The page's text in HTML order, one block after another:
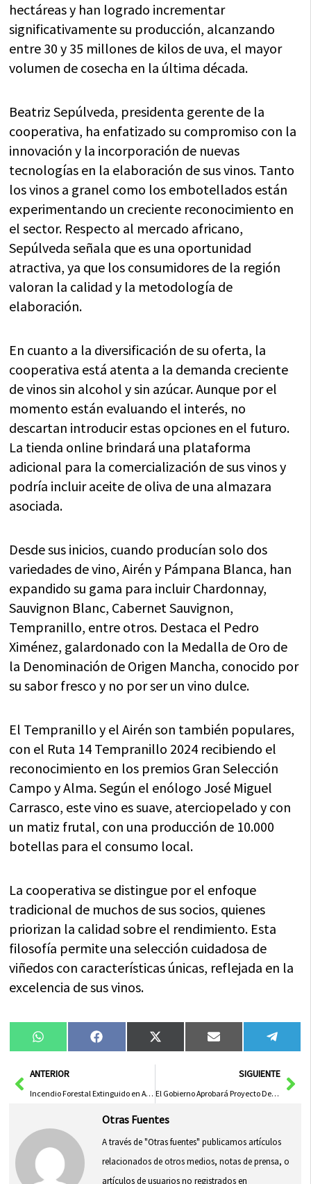
hectáreas y han logrado incrementar
significativamente su producción, alcanzando
entre 30 y 35 millones de kilos de uva, el mayor
volumen de cosecha en la última década.
Beatriz Sepúlveda, presidenta gerente de la
cooperativa, ha enfatizado su compromiso con la
innovación y la incorporación de nuevas
tecnologías en la elaboración de sus vinos. Tanto
los vinos a granel como los embotellados están
experimentando un creciente reconocimiento en
el sector. Respecto al mercado africano,
Sepúlveda señala que es una oportunidad
atractiva, ya que los consumidores de la región
valoran la calidad y la metodología de
elaboración.
En cuanto a la diversificación de su oferta, la
cooperativa está atenta a la demanda creciente
de vinos sin alcohol y sin azúcar. Aunque por el
momento están evaluando el interés, no
descartan introducir estas opciones en el futuro.
La tienda online brindará una plataforma
adicional para la comercialización de sus vinos y
podría incluir aceite de oliva de una almazara
asociada.
Desde sus inicios, cuando producían solo dos
variedades de vino, Airén y Pámpana Blanca, han
expandido su gama para incluir Chardonnay,
Sauvignon Blanc, Cabernet Sauvignon,
Tempranillo, entre otros. Destaca el Pedro
Ximénez, galardonado con la Medalla de Oro de
la Denominación de Origen Mancha, conocido por
su sabor fresco y no por ser un vino dulce.
El Tempranillo y el Airén son también populares,
con el Ruta 14 Tempranillo 2024 recibiendo el
reconocimiento en los premios Gran Selección
Campo y Alma. Según el enólogo José Miguel
Carrasco, este vino es suave, aterciopelado y con
un matiz frutal, con una producción de 10.000
botellas para el consumo local.
La cooperativa se distingue por el enfoque
tradicional de muchos de sus socios, quienes
priorizan la calidad sobre el rendimiento. Esta
filosofía permite una selección cuidadosa de
viñedos con características únicas, reflejada en la
excelencia de sus vinos.
Compartir
en
WhatsAppCompartir
en
FacebookCompartir
en
X
(Twitter)
Compartir
en
Email
en
AntANTERIOR
Incendio Forestal Extinguido en Almansa y Controlado en Loranca de Tajuña
SIGUIENTE
El Gobierno Aprobará Proyecto De Ley para Condonar Deuda de las CCAA Esta Semana
Otras Fuentes
A través de "Otras fuentes" publicamos artículos
relacionados de otros medios, notas de prensa, o
artículos de usuarios no registrados en